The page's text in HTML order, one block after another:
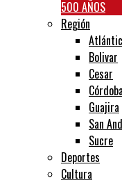
500 AÑOS
Región
Bolivar
Cesar
Córdoba
Guajira
San
Sucre
Deportes
Cultura